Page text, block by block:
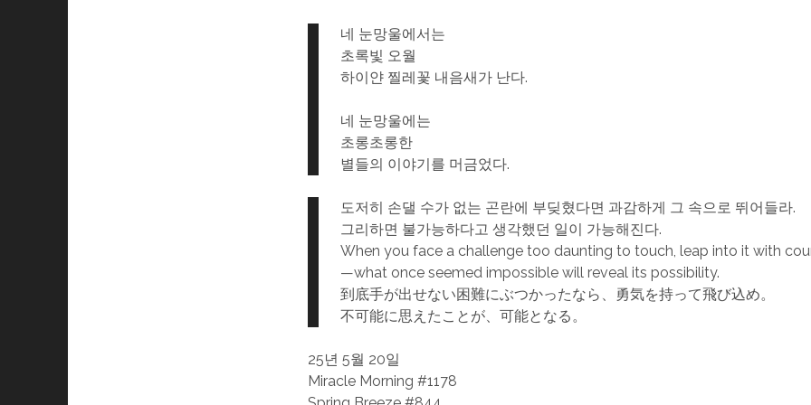
네 눈망울에서는
초록빛 오월
하이얀 찔레꽃 내음새가 난다.
네 눈망울에는
초롱초롱한
별들의 이야기를 머금었다.
도저히 손댈 수가 없는 곤란에 부딪혔다면 과감하게 그 속으로 뛰어들라.
그리하면 불가능하다고 생각했던 일이 가능해진다.
When you face a challenge too daunting to touch, leap into it with
—what once seemed impossible will reveal its possibility.
到底手が出せない困難にぶつかったなら、勇気を持って飛び込め。
不可能に思えたことが、可能となる。
25년 5월 20일
Miracle Morning #1178